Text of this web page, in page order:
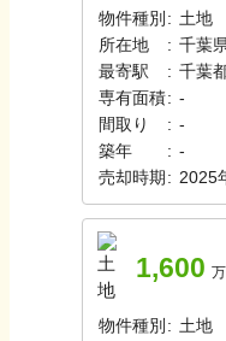
物件種別 : 土地
所在地
: 千葉
最寄駅
: 千葉
専有面積: -
間取り
: -
築年
: -
売却時期 : 2025
1,600
物件種別 : 土地